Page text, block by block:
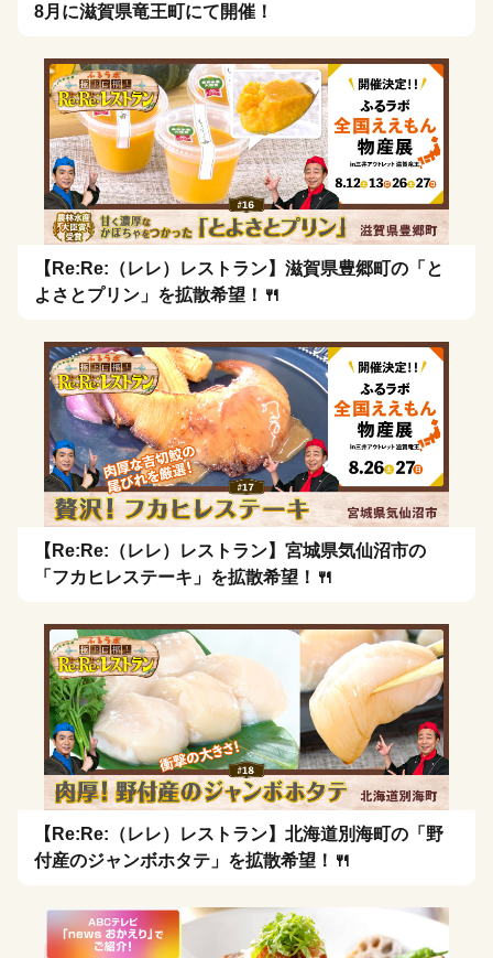
8月に滋賀県竜王町にて開催！
【Re:Re:（レレ）レストラン】滋賀県豊郷町の「と
よさとプリン」を拡散希望！🍴
【Re:Re:（レレ）レストラン】宮城県気仙沼市の
「フカヒレステーキ」を拡散希望！🍴
【Re:Re:（レレ）レストラン】北海道別海町の「野
付産のジャンボホタテ」を拡散希望！🍴